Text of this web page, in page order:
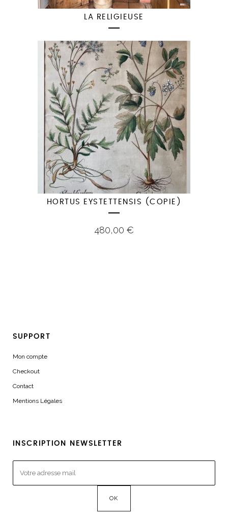
LA RELIGIEUSE
HORTUS EYSTETTENSIS (COPIE)
480,00 €
SUPPORT
Mon compte
Checkout
Contact
Mentions Légales
INSCRIPTION NEWSLETTER